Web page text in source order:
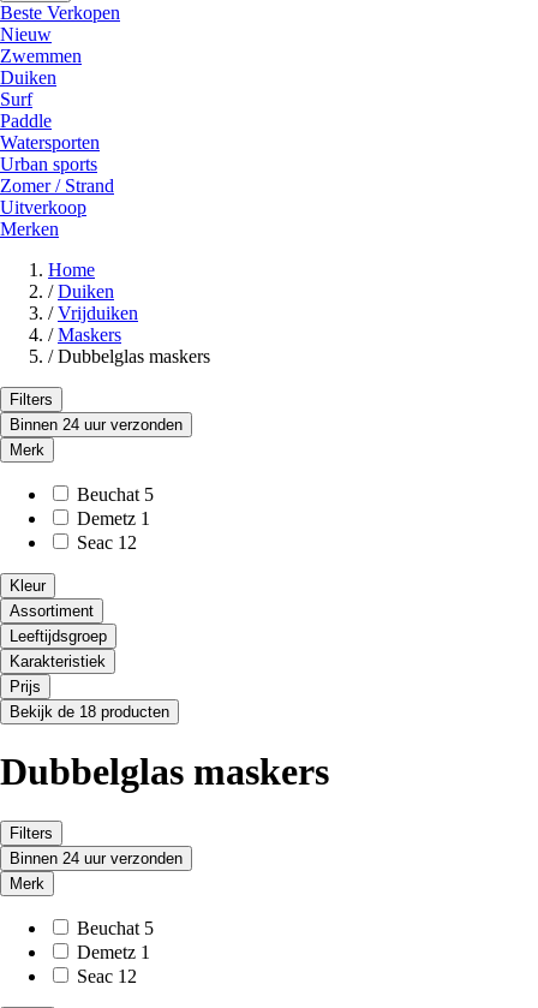
Beste Verkopen
Nieuw
Zwemmen
Duiken
Surf
Paddle
Watersporten
Urban sports
Zomer / Strand
Uitverkoop
Merken
Home
/ Duiken
/ Vrijduiken
/ Maskers
/ Dubbelglas maskers
Filters
Binnen 24 uur verzonden
Merk
Beuchat 5
Demetz 1
Seac 12
Kleur
Assortiment
Leeftijdsgroep
Karakteristiek
Prijs
Bekijk de 18 producten
Dubbelglas maskers
Filters
Binnen 24 uur verzonden
Merk
Beuchat 5
Demetz 1
Seac 12